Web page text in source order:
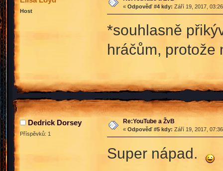
Host
« Odpověď #4 kdy: Září 19, 2017,
*souhlasně
hráčům,
Dedrick Dorsey
Příspěvků: 1
Re:YouTube a ŽvB
« Odpověď #5 kdy: Září 19, 2017,
Super nápad.